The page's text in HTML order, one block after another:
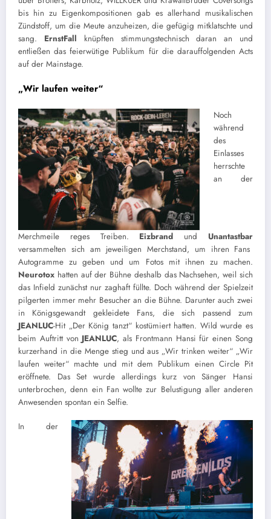
bis hin zu Eigenkompositionen gab es allerhand musikalischen
Zündstoff, um die Meute anzuheizen, die gefügig mitklatschte und
sang. ErnstFall knüpften stimmungstechnisch daran an und
entließen das feierwütige Publikum für die darauffolgenden Acts
auf der Mainstage.
„Wir laufen weiter“
Noch
während
des
Einlasses
herrschte
an der
Merchmeile reges Treiben. Eizbrand und Unantastbar
versammelten sich am jeweiligen Merchstand, um ihren Fans
Autogramme zu geben und um Fotos mit ihnen zu machen.
Neurotox hatten auf der Bühne deshalb das Nachsehen, weil sich
das Infield zunächst nur zaghaft füllte. Doch während der Spielzeit
pilgerten immer mehr Besucher an die Bühne. Darunter auch zwei
in Königsgewandt gekleidete Fans, die sich passend zum
JEANLUC-Hit „Der König tanzt“ kostümiert hatten. Wild wurde es
beim Auftritt von JEANLUC, als Frontmann Hansi für einen Song
kurzerhand in die Menge stieg und aus „Wir trinken weiter“ „Wir
laufen weiter“ machte und mit dem Publikum einen Circle Pit
eröffnete. Das Set wurde allerdings kurz von Sänger Hansi
unterbrochen, denn ein Fan wollte zur Belustigung aller anderen
Anwesenden spontan ein Selfie.
In der